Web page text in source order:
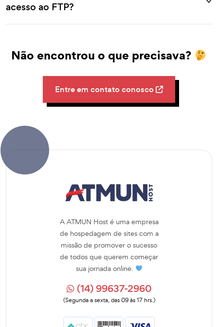
acesso ao FTP?
Não encontrou o que precisava?
Entre em contato conosco
A ATMUN Host é uma empresa
de hospedagem de sites com a
missão de promover o sucesso
de todos que querem começar
sua jornada online.
(14) 99637-2960
(Segunda a sexta, das 09 às 17 hrs.)